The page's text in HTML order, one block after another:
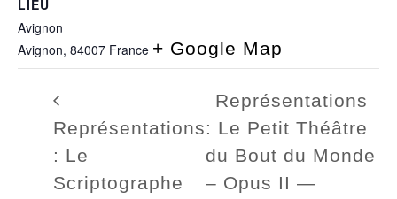
LIEU
Avignon
Avignon, 84007 France + Google Map
Représentations
: Le
Scriptographe
Représentations
: Le Petit Théâtre
du Bout du Monde
– Opus II —